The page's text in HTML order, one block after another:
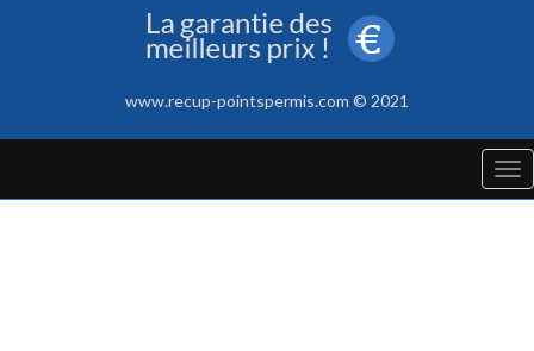
www.recup-pointspermis.com © 2021